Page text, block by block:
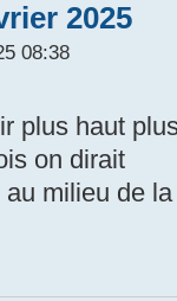
2025
08:38
plus haut
on dirait
milieu de